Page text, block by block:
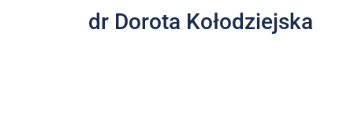
dr Dorota Kołodziejska